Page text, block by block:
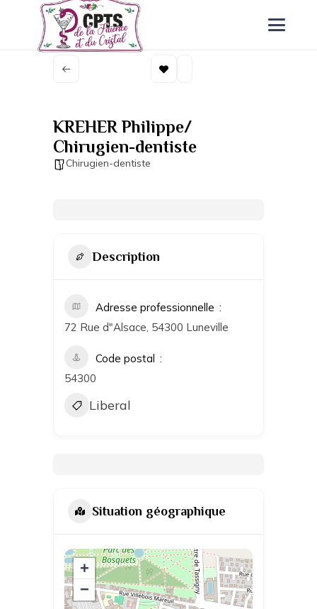
KREHER Philippe/
Chirugien-dentiste
Chirugien-dentiste
Description
Adresse professionnelle
72 Rue d"Alsace, 54300 Luneville
Code postal
54300
Liberal
Situation géographique
+
−